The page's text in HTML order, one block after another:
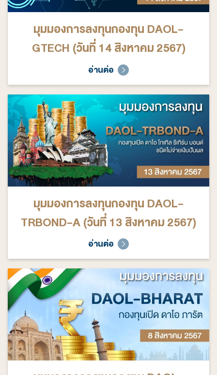
มุมมองการลงทุนกองทุน DAOL-
GTECH (วันที่ 14 สิงหาคม 2567)
อ่านต่อ
มุมมองการลงทุนกองทุน DAOL-
TRBOND-A (วันที่ 13 สิงหาคม 2567)
อ่านต่อ